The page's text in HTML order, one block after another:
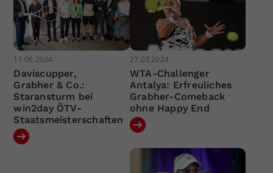
11.06.2024
Daviscupper,
Grabher & Co.:
Staransturm bei
win2day ÖTV-
Staatsmeisterschaften
27.03.2024
WTA-Challenger
Antalya: Erfreuliches
Grabher-Comeback
ohne Happy End